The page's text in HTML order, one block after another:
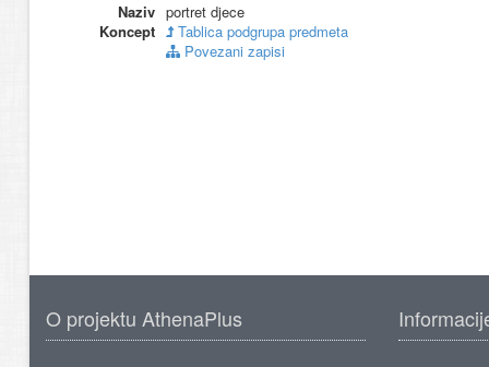
Naziv portret djece
Koncept
Tablica podgrupa predmeta
Povezani zapisi
O projektu AthenaPlus